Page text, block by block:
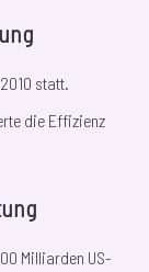
statt.
die Effizienz
Milliarden US-